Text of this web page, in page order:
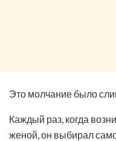
Это молчание было
Каждый раз, когда
женой, он выбирал